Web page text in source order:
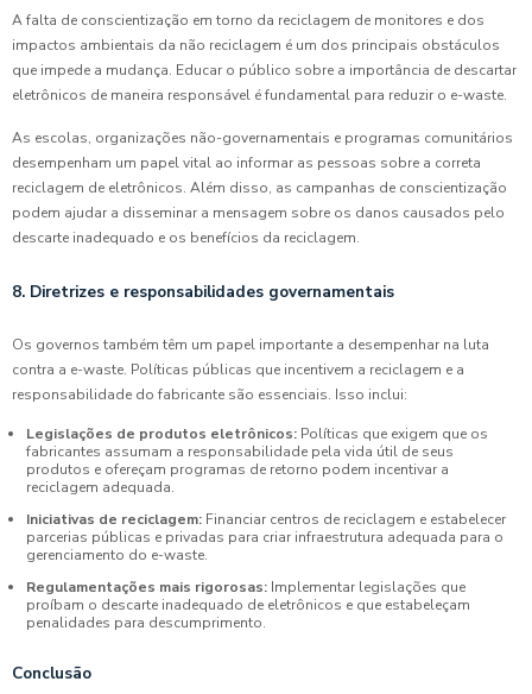
A falta de conscientização em torno da reciclagem de monitores e dos
impactos ambientais da não reciclagem é um dos principais obstáculos
que impede a mudança. Educar o público sobre a importância de descartar
eletrônicos de maneira responsável é fundamental para reduzir o e-waste.
As escolas, organizações não-governamentais e programas comunitários
desempenham um papel vital ao informar as pessoas sobre a correta
reciclagem de eletrônicos. Além disso, as campanhas de conscientização
podem ajudar a disseminar a mensagem sobre os danos causados pelo
descarte inadequado e os benefícios da reciclagem.
8. Diretrizes e responsabilidades governamentais
Os governos também têm um papel importante a desempenhar na luta
contra a e-waste. Políticas públicas que incentivem a reciclagem e a
responsabilidade do fabricante são essenciais. Isso inclui:
Legislações de produtos eletrônicos: Políticas que exigem que os
fabricantes assumam a responsabilidade pela vida útil de seus
produtos e ofereçam programas de retorno podem incentivar a
reciclagem adequada.
Iniciativas de reciclagem: Financiar centros de reciclagem e estabelecer
parcerias públicas e privadas para criar infraestrutura adequada para o
gerenciamento do e-waste.
Regulamentações mais rigorosas: Implementar legislações que
proíbam o descarte inadequado de eletrônicos e que estabeleçam
penalidades para descumprimento.
Conclusão